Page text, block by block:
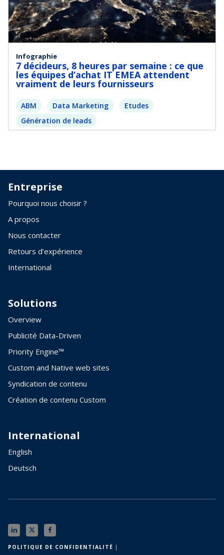
Infographie
7 décideurs, 8 heures par semaine : ce que
les équipes d’achat IT EMEA attendent
vraiment de leurs fournisseurs
ABM Data Marketing
Etudes
Génération de leads
Entreprise
Pourquoi nous choisir ?
A propos
Nous contacter
Retours d’expérience
International
Solutions
Overview
Publicité Data-Driven
Priority Engine™
Custom and Native web sites
Syndication de contenu
Création de contenu Custom
International
English
Deutsch
POLITIQUE DE CONFIDENTIALITÉ │